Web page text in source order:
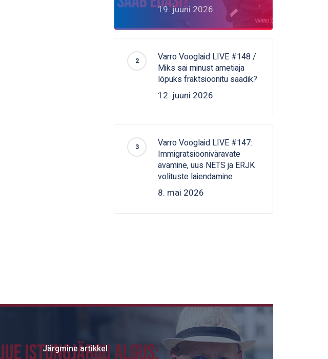
19. juuni 2026
Varro Vooglaid LIVE #148 /
Miks sai minust ametiaja
lõpuks fraktsioonitu saadik?
12. juuni 2026
Varro Vooglaid LIVE #147:
Immigratsiooniväravate
avamine, uus NETS ja ERJK
volituste laiendamine
8. mai 2026
Järgmine artikkel